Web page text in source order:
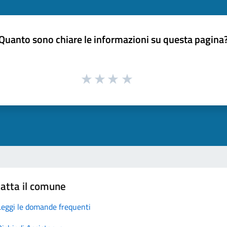
sono chiare le informazioni su questa
il comune
le domande frequenti